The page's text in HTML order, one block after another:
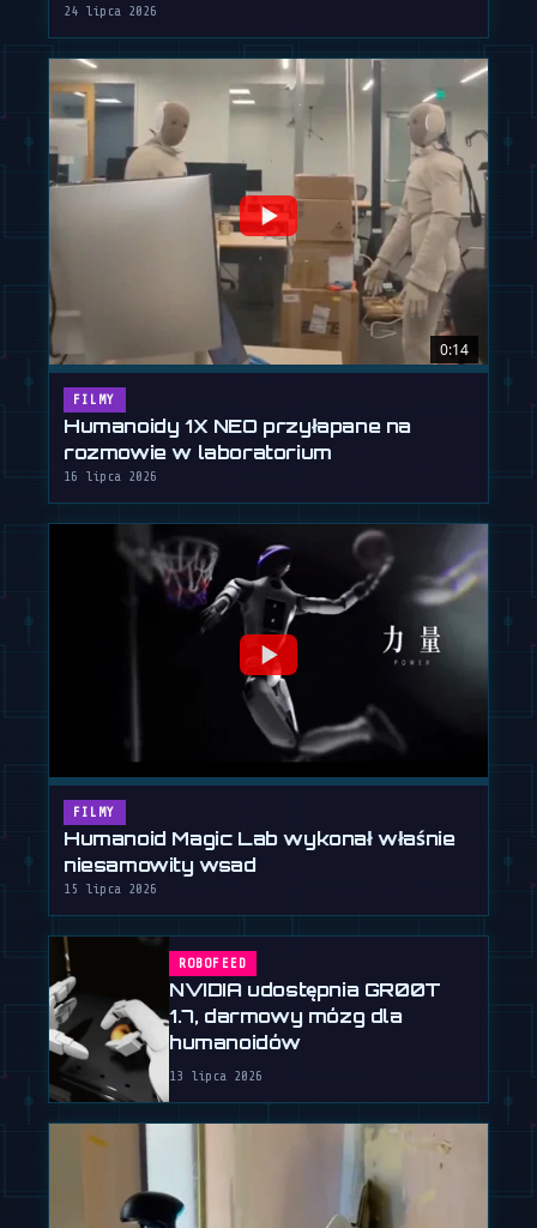
24 lipca 2026
0:14
FILMY
Humanoidy 1X NEO przyłapane na
rozmowie w laboratorium
16 lipca 2026
FILMY
Humanoid Magic Lab wykonał właśnie
niesamowity wsad
15 lipca 2026
ROBOFEED
NVIDIA udostępnia GR00T
1.7, darmowy mózg dla
humanoidów
13 lipca 2026